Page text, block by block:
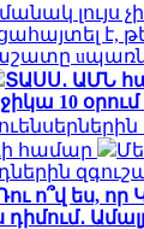
լույս չի
է,
ՏԱՍՍ․ ԱՄՆ
10 օրում
համար
ո՞վ ես,